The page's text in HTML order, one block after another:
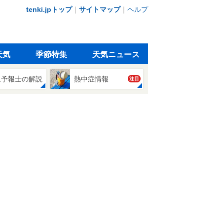
tenki.jpトップ｜ サイトマップ｜ ヘルプ
気 季節特集 天気ニュース
報士の解説 熱中症情報 注目